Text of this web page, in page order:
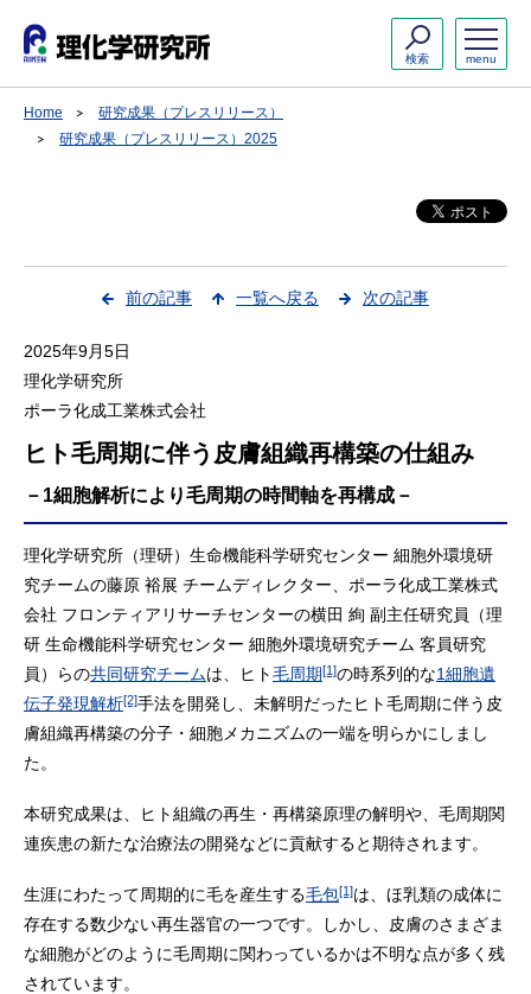
menu
検索
Home
研究成果（プレスリリース）
研究成果（プレスリリース）2025
前の記事 一覧へ戻る 次の記事
2025年9月5日
理化学研究所
ポーラ化成工業株式会社
ヒト毛周期に伴う皮膚組織再構築の仕組み
－1細胞解析により毛周期の時間軸を再構成－
理化学研究所（理研）生命機能科学研究センター 細胞外環境研
究チームの藤原 裕展 チームディレクター、ポーラ化成工業株式
会社 フロンティアリサーチセンターの横田 絢 副主任研究員（理
研 生命機能科学研究センター 細胞外環境研究チーム 客員研究
員）らの共同研究チームは、ヒト毛周期[1]の時系列的な1細胞遺
伝子発現解析[2]手法を開発し、未解明だったヒト毛周期に伴う皮
膚組織再構築の分子・細胞メカニズムの一端を明らかにしまし
た。
本研究成果は、ヒト組織の再生・再構築原理の解明や、毛周期関
連疾患の新たな治療法の開発などに貢献すると期待されます。
生涯にわたって周期的に毛を産生する毛包[1]は、ほ乳類の成体に
存在する数少ない再生器官の一つです。しかし、皮膚のさまざま
な細胞がどのように毛周期に関わっているかは不明な点が多く残
されています。